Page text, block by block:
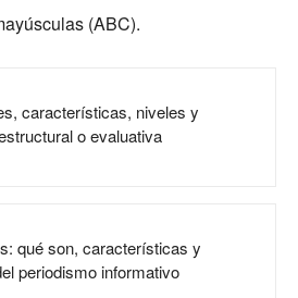
(ABC).
características, niveles y
o evaluativa
qué son, características y
periodismo informativo